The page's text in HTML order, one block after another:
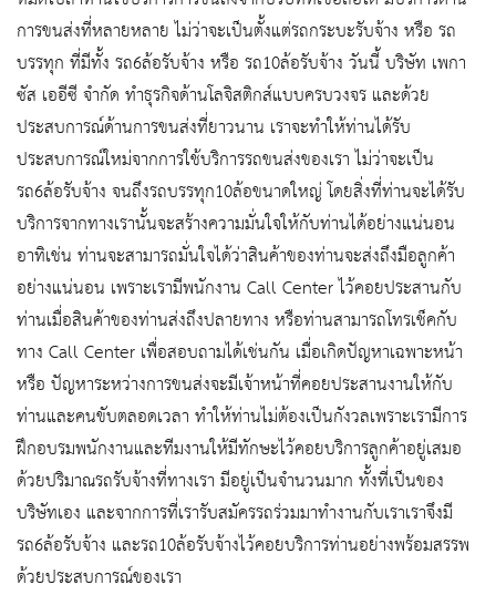
การขนส่งที่หลายหลาย ไม่ว่าจะเป็นตั้งแต่รถกระบะรับจ้าง หรือ รถ
บรรทุก ที่มีทั้ง รถ6ล้อรับจ้าง หรือ รถ10ล้อรับจ้าง วันนี้ บริษัท เพกา
ซัส เออีซี จำกัด ทำธุรกิจด้านโลจิสติกส์แบบครบวงจร และด้วย
ประสบการณ์ด้านการขนส่งที่ยาวนาน เราจะทำให้ท่านได้รับ
ประสบการณ์ใหม่จากการใช้บริการรถขนส่งของเรา ไม่ว่าจะเป็น
รถ6ล้อรับจ้าง จนถึงรถบรรทุก10ล้อขนาดใหญ่ โดยสิ่งที่ท่านจะได้รับ
บริการจากทางเรานั้นจะสร้างความมั่นใจให้กับท่านได้อย่างแน่นอน
อาทิเช่น ท่านจะสามารถมั่นใจได้ว่าสินค้าของท่านจะส่งถึงมือลูกค้า
อย่างแน่นอน เพราะเรามีพนักงาน Call Center ไว้คอยประสานกับ
ท่านเมื่อสินค้าของท่านส่งถึงปลายทาง หรือท่านสามารถโทรเช็คกับ
ทาง Call Center เพื่อสอบถามได้เช่นกัน เมื่อเกิดปัญหาเฉพาะหน้า
หรือ ปัญหาระหว่างการขนส่งจะมีเจ้าหน้าที่คอยประสานงานให้กับ
ท่านและคนขับตลอดเวลา ทำให้ท่านไม่ต้องเป็นกังวลเพราะเรามีการ
ฝึกอบรมพนักงานและทีมงานให้มีทักษะไว้คอยบริการลูกค้าอยู่เสมอ
ด้วยปริมาณรถรับจ้างที่ทางเรา มีอยู่เป็นจำนวนมาก ทั้งที่เป็นของ
บริษัทเอง และจากการที่เรารับสมัครรถร่วมมาทำงานกับเราเราจึงมี
รถ6ล้อรับจ้าง และรถ10ล้อรับจ้างไว้คอยบริการท่านอย่างพร้อมสรรพ
ด้วยประสบการณ์ของเรา